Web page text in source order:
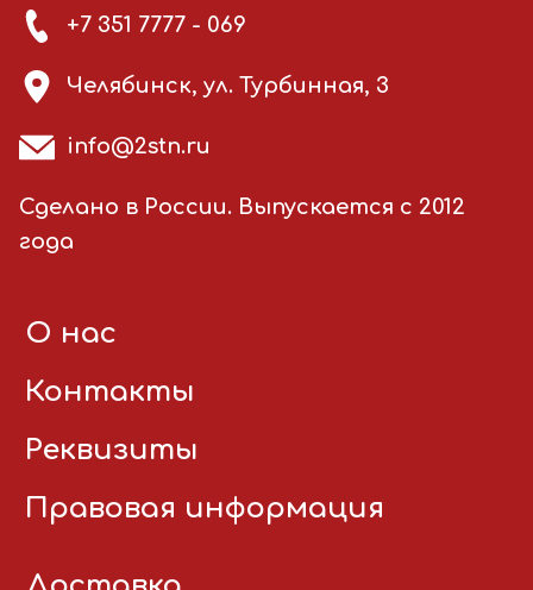
+7 351 7777 - 069
Челябинск, ул. Турбинная, 3
info@2stn.ru
Сделано в России. Выпускается с 2012
года
О нас
Контакты
Реквизиты
Правовая информация